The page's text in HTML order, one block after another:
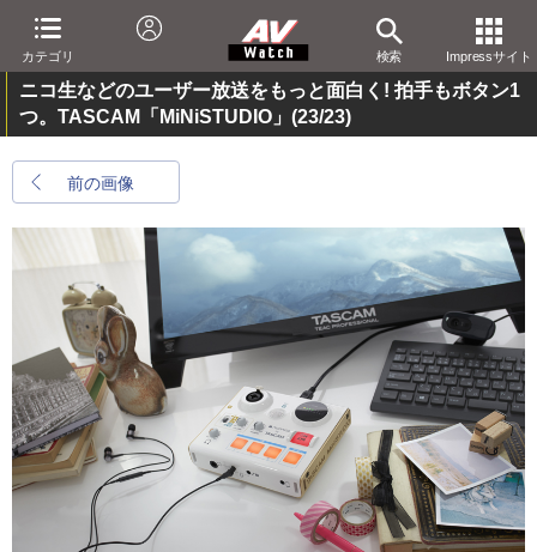
カテゴリ 検索 Impressサイト
ニコ生などのユーザー放送をもっと面白く! 拍手もボタン1
つ。TASCAM「MiNiSTUDIO」 (23/23)
前の画像